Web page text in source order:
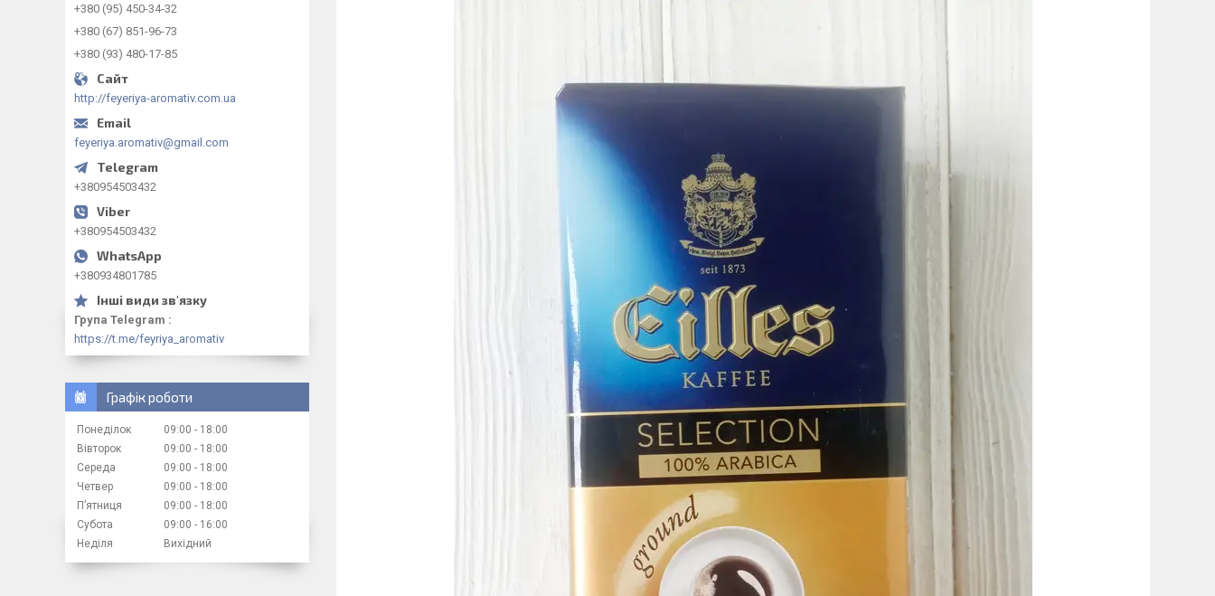
+380 (95) 450-34-32
+380 (67) 851-96-73
+380 (93) 480-17-85
http://feyeriya-aromativ.com.ua
feyeriya.aromativ@gmail.com
+380954503432
+380954503432
+380934801785
Група Telegram
https://t.me/feyriya_aromativ
Графік роботи
Понеділок 09:00
18:00
Вівторок
09:00
18:00
Середа
09:00
18:00
Четвер
09:00
18:00
Пʼятниця
09:00
18:00
Субота
09:00
16:00
Неділя
Вихідний